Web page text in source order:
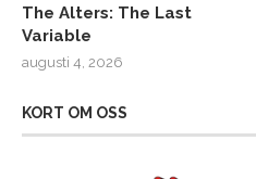
The Alters: The Last
Variable
augusti 4, 2026
KORT OM OSS